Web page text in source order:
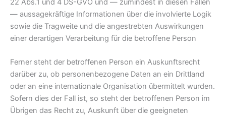
22 Abs.1 und 4 DS-GVO und — zumindest in diesen Fällen
— aussagekräftige Informationen über die involvierte Logik
sowie die Tragweite und die angestrebten Auswirkungen
einer derartigen Verarbeitung für die betroffene Person
Ferner steht der betroffenen Person ein Auskunftsrecht
darüber zu, ob personenbezogene Daten an ein Drittland
oder an eine internationale Organisation übermittelt wurden.
Sofern dies der Fall ist, so steht der betroffenen Person im
Übrigen das Recht zu, Auskunft über die geeigneten